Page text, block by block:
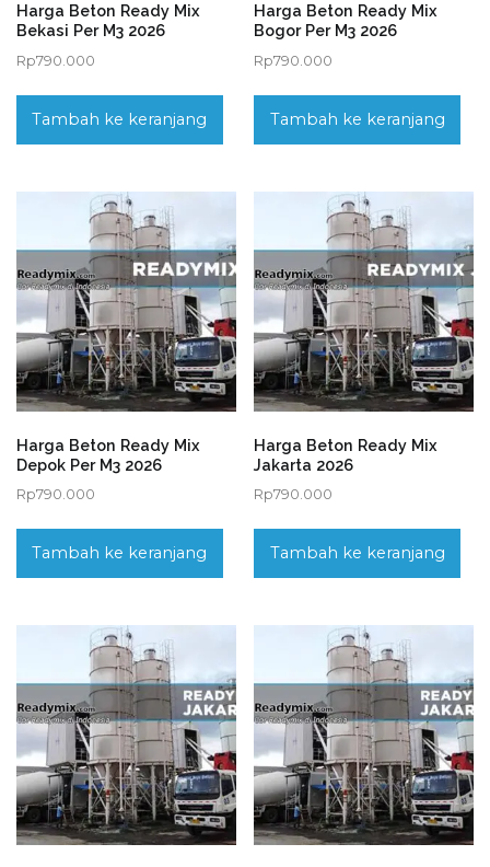
Harga Beton Ready Mix
Bekasi Per M3 2026
Rp790.000
Tambah ke keranjang
Harga Beton Ready Mix
Bogor Per M3 2026
Rp790.000
Tambah ke keranjang
Harga Beton Ready Mix
Depok Per M3 2026
Rp790.000
Tambah ke keranjang
Harga Beton Ready Mix
Jakarta 2026
Rp790.000
Tambah ke keranjang